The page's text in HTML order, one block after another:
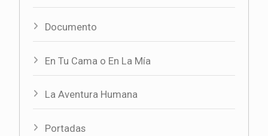
Documento
En Tu Cama o En La Mía
La Aventura Humana
Portadas